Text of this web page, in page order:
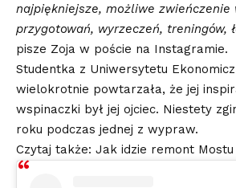
najpiękniejsze, możliwe zwieńczenie
przygotowań, wyrzeczeń, treningów,
pisze Zoja w poście na Instagramie.
Studentka z Uniwersytetu
wielokrotnie powtarzała, że jej
wspinaczki był jej ojciec. Niestety
roku podczas jednej z wypraw.
Czytaj także: Jak idzie remont